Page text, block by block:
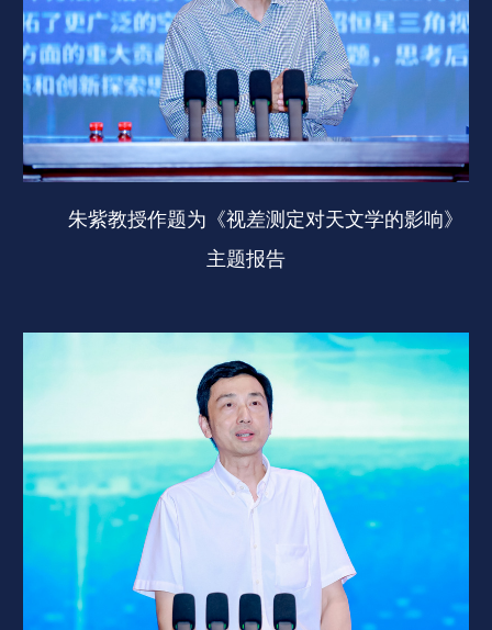
朱紫教授作题为《视差测定对天文学的影响》
主题报告